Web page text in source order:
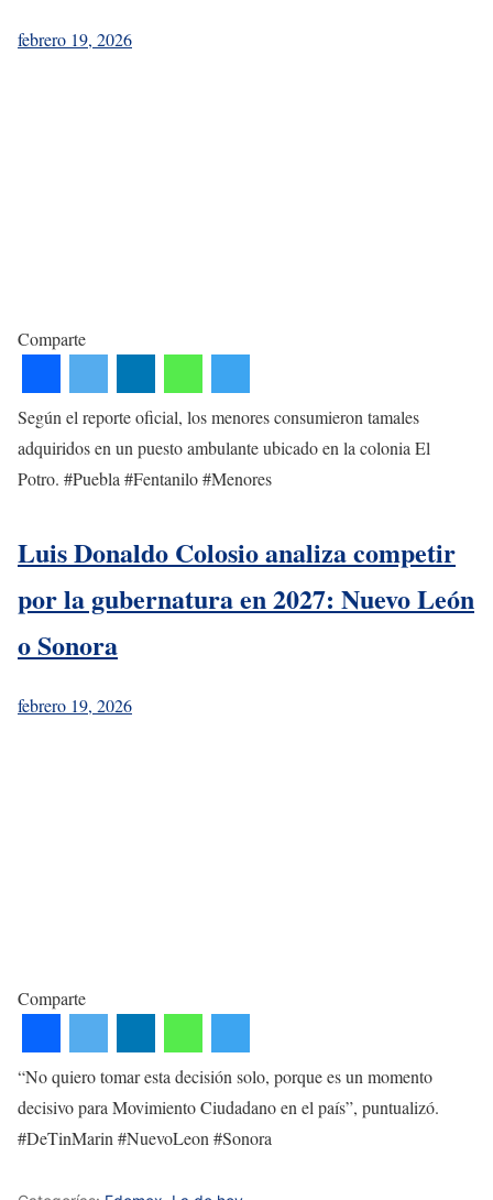
febrero 19, 2026
Comparte
Según el reporte oficial, los menores consumieron tamales
adquiridos en un puesto ambulante ubicado en la colonia El
Potro. #Puebla #Fentanilo #Menores
Luis Donaldo Colosio analiza competir
por la gubernatura en 2027: Nuevo León
o Sonora
febrero 19, 2026
Comparte
“No quiero tomar esta decisión solo, porque es un momento
decisivo para Movimiento Ciudadano en el país”, puntualizó.
#DeTinMarin #NuevoLeon #Sonora